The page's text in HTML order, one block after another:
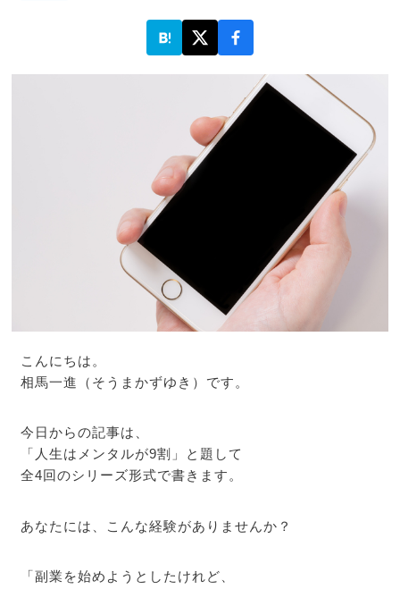
こんにちは。
相馬一進（そうまかずゆき）です。
今日からの記事は、
「人生はメンタルが9割」と題して
全4回のシリーズ形式で書きます。
あなたには、こんな経験がありませんか？
「副業を始めようとしたけれど、